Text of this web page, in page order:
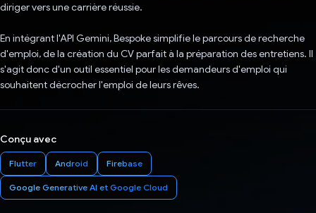
diriger vers une carrière réussie.
En intégrant l'API Gemini, Bespoke simplifie le parcours de recherche
d'emploi, de la création du CV parfait à la préparation des entretiens. Il
s'agit donc d'un outil essentiel pour les demandeurs d'emploi qui
souhaitent décrocher l'emploi de leurs rêves.
Conçu avec
Flutter Android Firebase
Google Generative AI et Google Cloud